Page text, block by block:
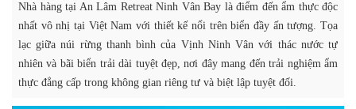
Nhà hàng tại An Lâm Retreat Ninh Vân Bay là điểm đến ẩm thực độc
nhất vô nhị tại Việt Nam với thiết kế nổi trên biển đầy ấn tượng. Tọa
lạc giữa núi rừng thanh bình của Vịnh Ninh Vân với thác nước tự
nhiên và bãi biển trải dài tuyệt đẹp, nơi đây mang đến trải nghiệm ẩm
thực đẳng cấp trong không gian riêng tư và biệt lập tuyệt đối.